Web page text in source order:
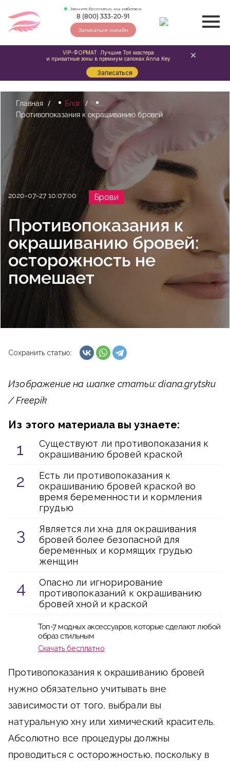
Звоните бесплатно, мы работаем
8 (800) 333-20-91
Записаться онлайн
Главная
Блог
Противопоказания к окрашиванию бровей
2020-07-27 10:07:00 Брови
Противопоказания к
окрашиванию бровей:
осторожность не
помешает
Сохранить статью:
Изображение на шапке статьи: diana.grytsku
/ Freepik
Из этого материала вы узнаете:
Существуют ли противопоказания к
окрашиванию бровей краской
Есть ли противопоказания к
окрашиванию бровей краской во
время беременности и кормления
грудью
Является ли хна для окрашивания
бровей более безопасной для
беременных и кормящих грудью
женщин
Опасно ли игнорирование
противопоказаний к окрашиванию
бровей хной и краской
Топ-7 модных аксессуаров, которые сделают любой
образ стильным
Скачать бесплатно
Противопоказания к окрашиванию бровей
нужно обязательно учитывать вне
зависимости от того, выбрали вы
натуральную хну или химический краситель.
Абсолютно все процедуры должны
проводиться с осторожностью, поскольку в
VIP-ФОРМАТ: Лучшие Топ мастера
и приватные зоны в премиум салонах Anna Key
Записаться